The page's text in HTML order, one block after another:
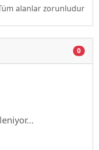
alanlar zorunludur
0